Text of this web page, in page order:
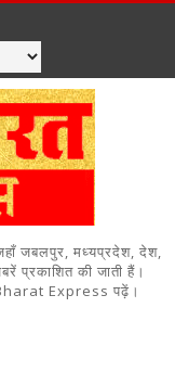
जबलपुर, मध्यप्रदेश, देश,
प्रकाशित की जाती हैं।
Bharat Express पढ़ें।